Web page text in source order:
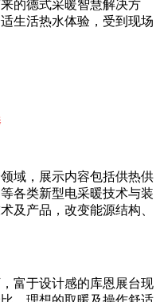
的德式采暖智慧解决方
生活热水体验，受到现场
域，展示内容包括供热供
各类新型电采暖技术与装
及产品，改变能源结构、
富于设计感的库恩展台现